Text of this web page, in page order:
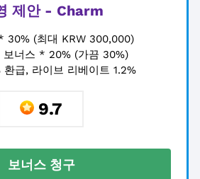
제안 - Charm
30% (최대 KRW 300,000)
보너스 * 20% (가끔 30%)
환급, 라이브 리베이트 1.2%
9.7
보너스 청구